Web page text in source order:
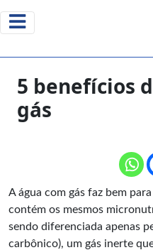
5 benefícios
gás
A água com gás faz bem
contém os mesmos
sendo diferenciada apenas
carbônico), um gás inerte